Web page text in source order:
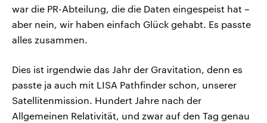
war die PR-Abteilung, die die Daten eingespeist hat –
aber nein, wir haben einfach Glück gehabt. Es passte
alles zusammen.
Dies ist irgendwie das Jahr der Gravitation, denn es
passte ja auch mit LISA Pathfinder schon, unserer
Satellitenmission. Hundert Jahre nach der
Allgemeinen Relativität, und zwar auf den Tag genau